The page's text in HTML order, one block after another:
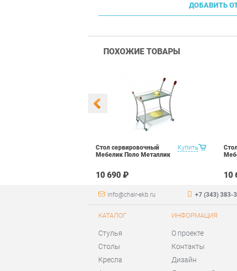
ДОБАВИТЬ
ПОХОЖИЕ ТОВАРЫ
Купить
Стол сервировочный
Мебелик Поло Металлик
10 690 ₽ 10
info@chair-ekb.ru +7 (343) 383-
КАТАЛОГ
Стулья
Столы
Кресла
ИНФОРМАЦИЯ
О проекте
Контакты
Дизайн